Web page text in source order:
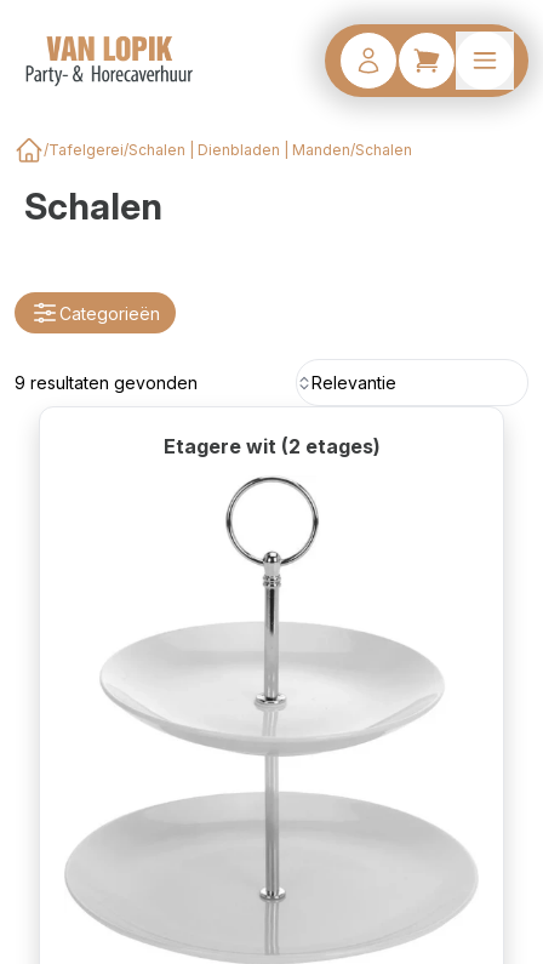
/Tafelgerei/Schalen | Dienbladen | Manden/Schalen
Schalen
Categorieën
9 resultaten gevonden Relevantie
Etagere wit (2 etages)